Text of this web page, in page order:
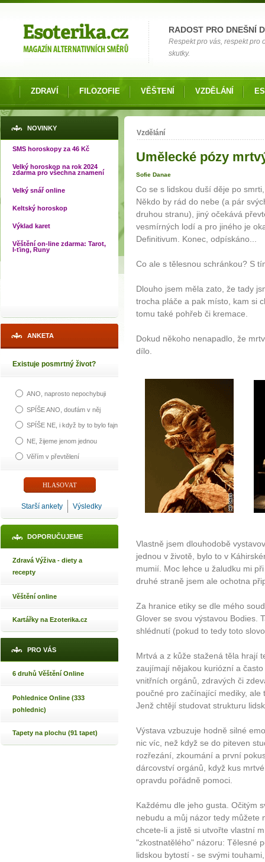
RADOST PRO DNEŠNÍ
Respekt pro vás, respekt pro
skutky.
ZDRAVÍ FILOZOFIE VĚŠTENÍ VZDĚLÁNÍ
NOVINKY
SMS horoskopy za 46 Kč
Velký horoskop na rok 2024
zdarma pro všechna znamení
Velký snář online
Keltský horoskop
Výklad karet
Věštění on-line zdarma: Tarot,
I-ťing, Runy
ANKETA
Existuje posmrtný život?
ANO, naprosto nepochybuji
SPÍŠE ANO, doufám v něj
SPÍŠE NE, i když by to bylo fajn
NE, žijeme jenom jednou
Věřím v převtělení
Starší ankety Výsledky
DOPORUČUJEME
Zdravá Výživa - diety a
recepty
Věštění online
Kartářky na Ezoterika.cz
PRO VÁS
6 druhů Věštění Online
Pohlednice Online (333
pohlednic)
Tapety na plochu (91 tapet)
Jste zde
Vzdělání
Umělecké pózy
Sofie Danae
Co se s lidskou duší děje po
Někdo by rád do nebe (a pár
druhou stranu), jiný očekává
vesmírných lodí a pro jiného je
Definitivum. Konec, odpískáno...
Co ale s tělesnou schránkou? S
Dlouho jsem měla zato, že tady
trocha pláče a pak místo, kam si
tomu také pohřeb či kremace.
Dokud někoho nenapadlo, že
dílo.
Vlastně jsem dlouhodobě
jednou v životě, bylo to v
mumií. Moc lehce u žaludku mi
druhé straně jsem ale ochotna
Za hranice etiky se dle mého
Glover se svou výstavou Bodies.
shlédnutí (pokud to tedy toto
Mrtvá a z kůže stažená těla hrají
zaujímají nějakou kuriózní a
vnitřních orgánů, zdravých či
poučné pro začínající mediky, ale
Jenž chtějí studovat strukturu
Výstava vzbuzuje hodně silné
nic víc, než když se do piteven
rozřezání, zkoumání a první
dárcovství orgánů, když kus
opravdu pořádně pomoci.
Každému dle jeho gusta. Očitým
nebudu a můj názor tedy můžete
chcete-li a jistě si utvořte vlastní
"zkostnatělého" názoru: Tělesné
lidskou bytostí - se svými